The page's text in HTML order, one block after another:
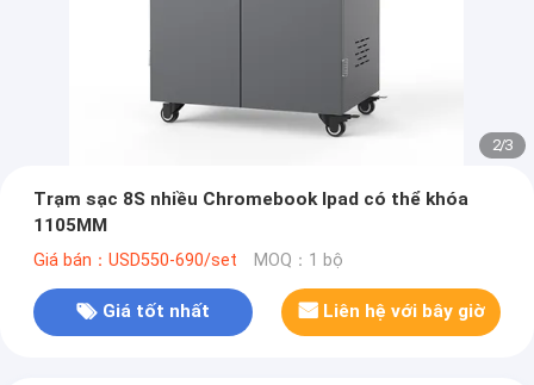
2/3
Trạm sạc 8S nhiều Chromebook Ipad có thể khóa
1105MM
Giá bán：USD550-690/set MOQ：1 bộ
Giá tốt nhất Liên hệ với bây giờ